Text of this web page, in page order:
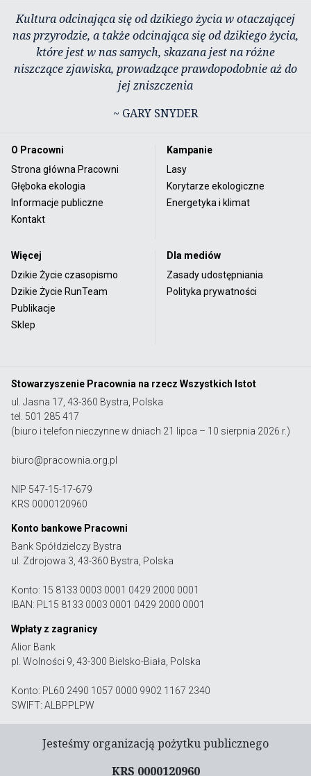
Kultura odcinająca się od dzikiego życia w otaczającej
nas przyrodzie, a także odcinająca się od dzikiego życia,
które jest w nas samych, skazana jest na różne
niszczące zjawiska, prowadzące prawdopodobnie aż do
jej zniszczenia
~ GARY SNYDER
O Pracowni
Strona główna Pracowni
Głęboka ekologia
Informacje publiczne
Kontakt
Kampanie
Lasy
Korytarze ekologiczne
Energetyka i klimat
Więcej
Dzikie Życie czasopismo
Dzikie Życie RunTeam
Publikacje
Sklep
Dla mediów
Zasady udostępniania
Polityka prywatności
Stowarzyszenie Pracownia na rzecz Wszystkich Istot
ul. Jasna 17, 43-360 Bystra, Polska
tel. 501 285 417
(biuro i telefon nieczynne w dniach 21 lipca – 10 sierpnia 2026 r.)
biuro@pracownia.org.pl
NIP 547-15-17-679
KRS 0000120960
Konto bankowe Pracowni
Bank Spółdzielczy Bystra
ul. Zdrojowa 3, 43-360 Bystra, Polska
Konto: 15 8133 0003 0001 0429 2000 0001
IBAN: PL15 8133 0003 0001 0429 2000 0001
Wpłaty z zagranicy
Alior Bank
pl. Wolności 9, 43-300 Bielsko-Biała, Polska
Konto: PL60 2490 1057 0000 9902 1167 2340
SWIFT: ALBPPLPW
Jesteśmy organizacją pożytku publicznego
KRS 0000120960